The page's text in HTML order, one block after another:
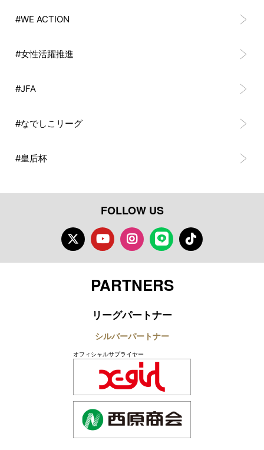
#WE ACTION
#女性活躍推進
#JFA
#なでしこリーグ
#皇后杯
FOLLOW US
TwitterYoutubeInstagram
LINE TikTok
PARTNERS
リーグパートナー
シルバーパートナー
オフィシャルサプライヤー